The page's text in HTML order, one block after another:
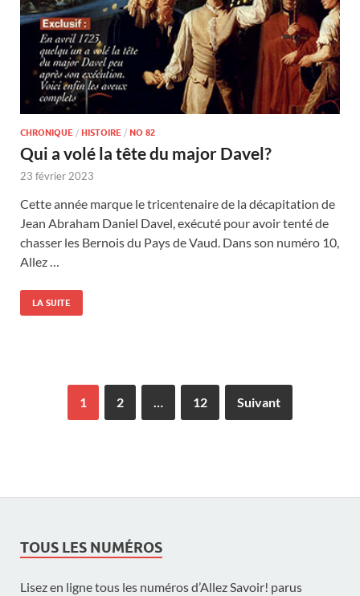
CHRONIQUE / HISTOIRE / NO 82
Qui a volé la tête du major Davel?
23 février 2023
Cette année marque le tricentenaire de la décapitation de
Jean Abraham Daniel Davel, exécuté pour avoir tenté de
chasser les Bernois du Pays de Vaud. Dans son numéro 10,
Allez …
LA SUITE
1 2 12 Suivant
TOUS LES NUMÉROS
Lisez en ligne tous les numéros d’Allez Savoir! parus